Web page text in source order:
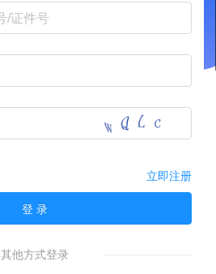
立即注册
登 录
其他方式登录